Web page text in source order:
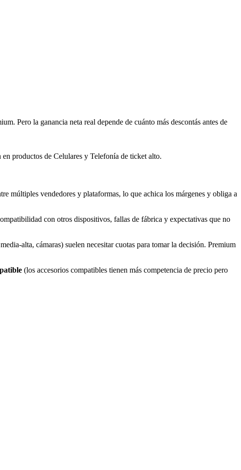
Pero la ganancia neta real depende de cuánto más descontás antes de
productos de Celulares y Telefonía de ticket alto.
múltiples vendedores y plataformas, lo que achica los márgenes y obliga a
con otros dispositivos, fallas de fábrica y expectativas que no
alta, cámaras) suelen necesitar cuotas para tomar la decisión. Premium
(los accesorios compatibles tienen más competencia de precio pero